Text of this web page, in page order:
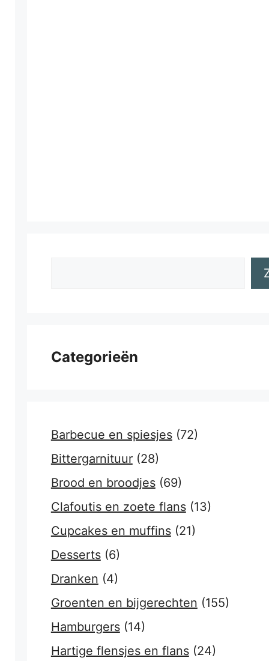
Categorieën
Barbecue en spiesjes(72)
Bittergarnituur(28)
Brood en broodjes(69)
Clafoutis en zoete flans(13)
Cupcakes en muffins(21)
Desserts(6)
Dranken (4)
Groenten en bijgerechten (155)
Hamburgers(14)
Hartige flensjes en flans(24)